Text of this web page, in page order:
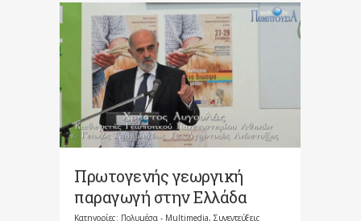
Πρωτογενής γεωργική
παραγωγή στην Ελλάδα
Κατηγορίες: Πολυμέσα - Multimedia, Συνεντεύξεις